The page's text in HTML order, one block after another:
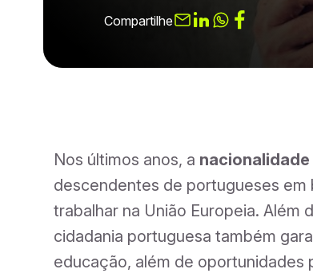
Compartilhe
Nos últimos anos, a
descendentes de portugueses
trabalhar na União Europeia. Além
cidadania portuguesa também
educação, além de oportunidades